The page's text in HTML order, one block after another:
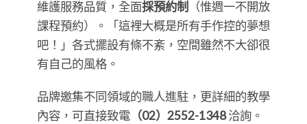
維護服務品質，全面採預約制
（惟週一不開放
課程預約）。「這裡大概是所有手作控的夢想
吧！」各式擺設有條不紊，空間雖然不大卻很
有自己的風格。
品牌邀集不同領域的職人進駐，更詳細的教學
內容，可直接致電 （02）2552-1348洽詢。